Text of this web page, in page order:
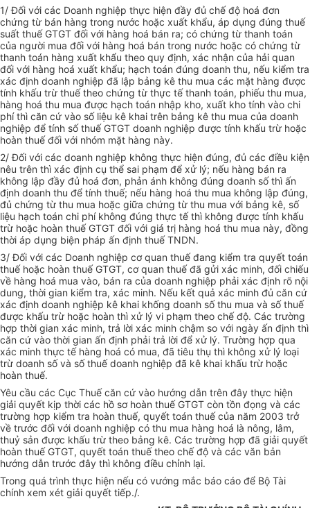
1/ Đối với các Doanh nghiệp thực hiện đầy đủ chế độ hoá đơn
chứng từ bán hàng trong nước hoặc xuất khẩu, áp dụng đúng thuế
suất thuế GTGT đối với hàng hoá bán ra; có chứng từ thanh toán
của người mua đối với hàng hoá bán trong nước hoặc có chứng từ
thanh toán hàng xuất khẩu theo quy định, xác nhận của hải quan
đối với hàng hoá xuất khẩu; hạch toán đúng doanh thu, nếu kiểm tra
xác định doanh nghiệp đã lập bảng kê thu mua các mặt hàng được
tính khấu trừ thuế theo chứng từ thực tế thanh toán, phiếu thu mua,
hàng hoá thu mua được hạch toán nhập kho, xuất kho tính vào chi
phí thì căn cứ vào số liệu kê khai trên bảng kê thu mua của doanh
nghiệp để tính số thuế GTGT doanh nghiệp được tính khấu trừ hoặc
hoàn thuế đối với nhóm mặt hàng này.
2/ Đối với các doanh nghiệp không thực hiện đúng, đủ các điều kiện
nêu trên thì xác định cụ thể sai phạm để xử lý; nếu hàng bán ra
không lập đầy đủ hoá đơn, phản ánh không đúng doanh số thì ấn
định doanh thu để tính thuế; nếu hàng hoá thu mua không lập đúng,
đủ chứng từ thu mua hoặc giữa chứng từ thu mua với bảng kê, số
liệu hạch toán chi phí không đúng thực tế thì không được tính khấu
trừ hoặc hoàn thuế GTGT đối với giá trị hàng hoá thu mua này, đồng
thời áp dụng biện pháp ấn định thuế TNDN.
3/ Đối với các Doanh nghiệp cơ quan thuế đang kiểm tra quyết toán
thuế hoặc hoàn thuế GTGT, cơ quan thuế đã gửi xác minh, đối chiếu
về hàng hoá mua vào, bán ra của doanh nghiệp phải xác định rõ nội
dung, thời gian kiểm tra, xác minh. Nếu kết quả xác minh đủ căn cứ
xác định doanh nghiệp kê khai khống doanh số thu mua và số thuế
được khấu trừ hoặc hoàn thì xử lý vi phạm theo chế độ. Các trường
hợp thời gian xác minh, trả lời xác minh chậm so với ngày ấn định thì
căn cứ vào thời gian ấn định phải trả lời để xử lý. Trường hợp qua
xác minh thực tế hàng hoá có mua, đã tiêu thụ thì không xử lý loại
trừ doanh số và số thuế doanh nghiệp đã kê khai khấu trừ hoặc
hoàn thuế.
Yêu cầu các Cục Thuế căn cứ vào hướng dẫn trên đây thực hiện
giải quyết kịp thời các hồ sơ hoàn thuế GTGT còn tồn đọng và các
trường hợp kiểm tra hoàn thuế, quyết toán thuế của năm 2003 trở
về trước đối với doanh nghiệp có thu mua hàng hoá là nông, lâm,
thuỷ sản được khấu trừ theo bảng kê. Các trường hợp đã giải quyết
hoàn thuế GTGT, quyết toán thuế theo chế độ và các văn bản
hướng dẫn trước đây thì không điều chỉnh lại.
Trong quá trình thực hiện nếu có vướng mắc báo cáo để Bộ Tài
chính xem xét giải quyết tiếp./.